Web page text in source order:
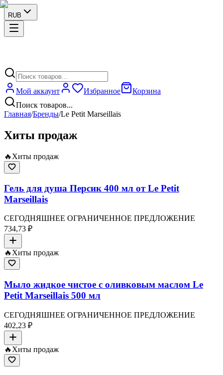
RUB
Мой аккаунт Избранное
Корзина
Поиск товаров...
Главная/Бренды/Le Petit Marseillais
Хиты продаж
🔥 Хиты продаж
Гель для душа Персик 400 мл от Le Petit
Marseillais
СЕГОДНЯШНЕЕ ОГРАНИЧЕННОЕ ПРЕДЛОЖЕНИЕ
734,73 ₽
🔥 Хиты продаж
Мыло жидкое чистое с оливковым маслом Le
Petit Marseillais 500 мл
СЕГОДНЯШНЕЕ ОГРАНИЧЕННОЕ ПРЕДЛОЖЕНИЕ
402,23 ₽
🔥 Хиты продаж